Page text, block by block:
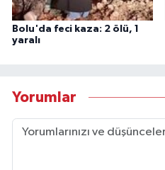
Bolu'da feci kaza: 2 ölü, 1
yaralı
Yorumlar